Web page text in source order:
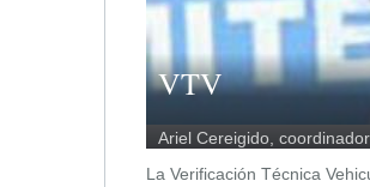
VTV
Ariel Cereigido,
La Verificación Técnica